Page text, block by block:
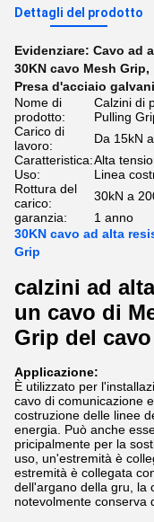
Dettagli del prodotto
Evidenziare: Cavo ad
30KN cavo Mesh Grip,
Presa d'acciaio
Nome di
prodotto:
Calzini di
Pulling
Carico di
lavoro:
Da 15kN
Caratteristica:Alta
Uso:
Linea
Rottura del
carico:
30kN a
garanzia:
1 anno
30KN cavo ad alta
Grip
calzini ad
un cavo di
Grip del
Applicazione:
È utilizzato per
cavo di comunicazione
costruzione delle linee
energia. Può anche
pricipalmente per la
uso, un'estremità è
estremità è collegata
dell'argano della gru, la
notevolmente conserva